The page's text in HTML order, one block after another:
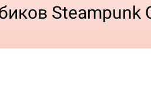
Steampunk